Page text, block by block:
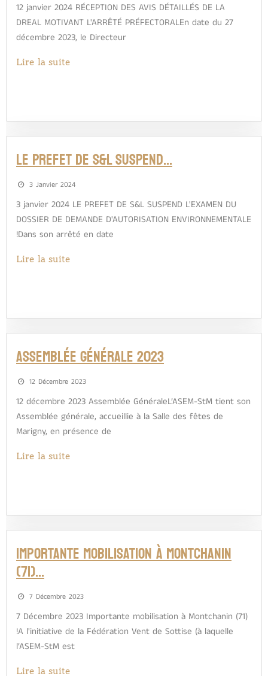
12 janvier 2024 RÉCEPTION DES AVIS DÉTAILLÉS DE LA
DREAL MOTIVANT L'ARRÊTÉ PRÉFECTORALEn date du 27
décembre 2023, le Directeur
Lire la suite
LE PREFET DE S&L SUSPEND…
3 Janvier 2024
3 janvier 2024 LE PREFET DE S&L SUSPEND L'EXAMEN DU
DOSSIER DE DEMANDE D'AUTORISATION ENVIRONNEMENTALE
!Dans son arrêté en date
Lire la suite
Assemblée Générale 2023
12 Décembre 2023
12 décembre 2023 Assemblée GénéraleL’ASEM-StM tient son
Assemblée générale, accueillie à la Salle des fêtes de
Marigny, en présence de
Lire la suite
Importante mobilisation à Montchanin
(71)…
7 Décembre 2023
7 Décembre 2023 Importante mobilisation à Montchanin (71)
!A l'initiative de la Fédération Vent de Sottise (à laquelle
l’ASEM-StM est
Lire la suite